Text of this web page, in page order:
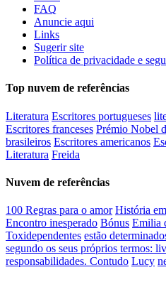
FAQ
Anuncie aqui
Links
Sugerir site
Política de privacidade e
Top nuvem de referências
Literatura Escritores portugueses
Escritores franceses Prémio Nobel
brasileiros Escritores americanos
Literatura Freida
Nuvem de referências
100 Regras para o amor História
Encontro inesperado Bónus Emilia
Toxidependentes estão
segundo os seus próprios termos:
responsabilidades. Contudo Lucy